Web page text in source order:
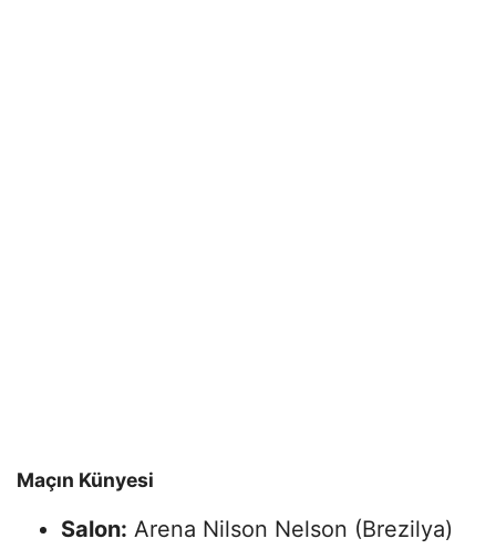
Maçın Künyesi
Salon: Arena Nilson Nelson (Brezilya)